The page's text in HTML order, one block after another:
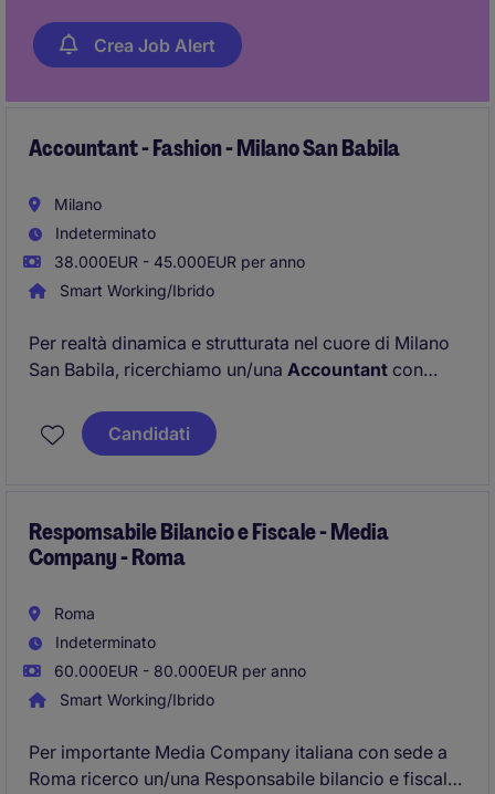
Crea Job Alert
Accountant - Fashion - Milano San Babila
Milano
Indeterminato
38.000EUR - 45.000EUR per anno
Smart Working/Ibrido
Per realtà dinamica e strutturata nel cuore di Milano
San Babila, ricerchiamo un/una Accountant con
contabilità generale e fiscale e autonomia operativa.
La figura entrerà in un team professionale e in
Candidati
Respomsabile Bilancio e Fiscale - Media
Company - Roma
Roma
Indeterminato
60.000EUR - 80.000EUR per anno
Smart Working/Ibrido
Per importante Media Company italiana con sede a
Roma ricerco un/una Responsabile bilancio e fiscale.